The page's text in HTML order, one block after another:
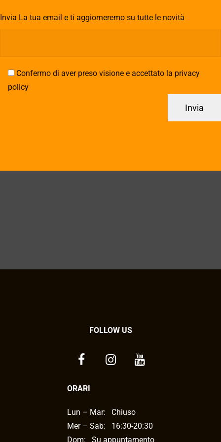
Invia La tua email e ti aggiorneremo su tutte le novità
Confermo di aver preso visione e accettato la privacy
policy
FOLLOW US
ORARI
Lun – Mar:
Chiuso
Mer – Sab:
16:30-20:30
Dom: Su appuntamento